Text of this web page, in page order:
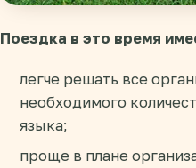
Поездка в это время
легче решать все
необходимого
языка;
проще в плане